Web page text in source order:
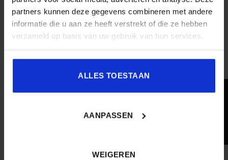
partners kunnen deze gegevens combineren met andere
informatie die u aan ze heeft verstrekt of die ze hebben
verzameld op basis van uw gebruik van hun services.
ALLES TOESTAAN
AANPASSEN
WEIGEREN
BELUISTER DE PODCAST (DEEL 2)